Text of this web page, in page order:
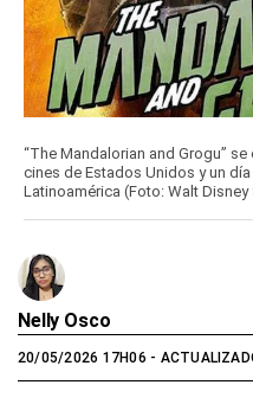
“The Mandalorian and Grogu”
cines de Estados Unidos y un
Latinoamérica (Foto: Walt
Nelly Osco
20/05/2026 17H06 -